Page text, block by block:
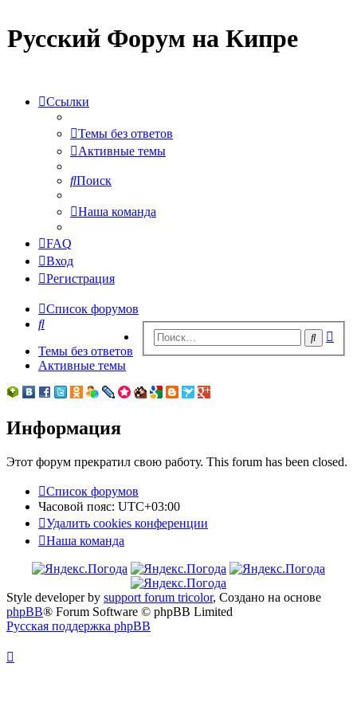
Русский Форум на Кипре
Ссылки
Темы без ответов
Активные темы
Поиск
Наша команда
FAQ
Вход
Регистрация
Список форумов
Поиск
Поиск
Темы без ответов
Активные темы
Информация
Этот форум прекратил свою работу. This forum has been closed.
Список форумов
Часовой пояс: UTC+03:00
Удалить cookies конференции
Наша команда
Style developer by support forum tricolor, Создано на основе
phpBB® Forum Software © phpBB Limited
Русская поддержка phpBB